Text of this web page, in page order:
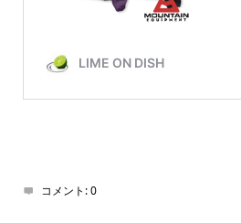
コメント:0